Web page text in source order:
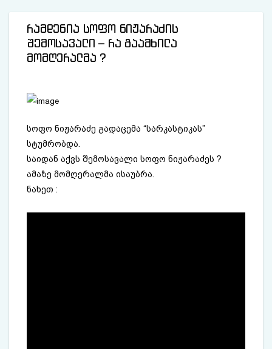
რამდენია სოფო ნიჟარაძის
შემოსავალი – რა გაამხილა
მომღერალმა ?
სოფო ნიჟარაძე გადაცემა “სარკასტიკას”
სტუმრობდა.
საიდან აქვს შემოსავალი სოფო ნიჟარაძეს ?
ამაზე მომღერალმა ისაუბრა.
ნახეთ :